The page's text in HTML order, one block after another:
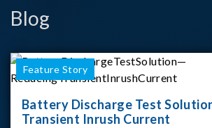
Blog
Feature Story
Battery Discharge Test
Transient Inrush Current